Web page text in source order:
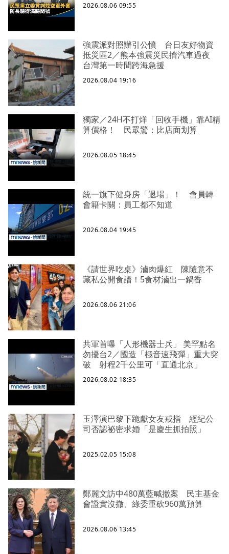
2026.08.06 09:55
強震派對照辦引公憤 台日友好物資
抵災區2／熊本強震災民擠汽車過夜
台灣第一時間跨海急援
2026.08.04 19:16
獨家／24H不打烊「回收手機」靠AI精
算價格！ 民眾驚：比店面划算
2026.08.05 18:45
統一旗下健身房「退場」！ 會員轉
會籍卡關：員工都不知道
2026.08.04 19:45
《請世界吃桌》滷肉爆紅 陳隨意不
藏私公開食譜！5食材滷出一鍋香
2026.08.06 21:06
共軍首曝「人形機器士兵」 美罕點名
勿擾台2／國造「極音速飛彈」重大突
破 射程2千公里可「直通北京」
2026.08.02 18:35
玉澤演巴黎下跪獻女友戒指 經紀公
司否認祕密求婚「是慶生抓拍照」
2025.02.05 15:08
鄭麗文訪中480萬藍喊撤案 民主基金
會證實沒撤、綠委重砍960萬預算
2026.08.06 13:45